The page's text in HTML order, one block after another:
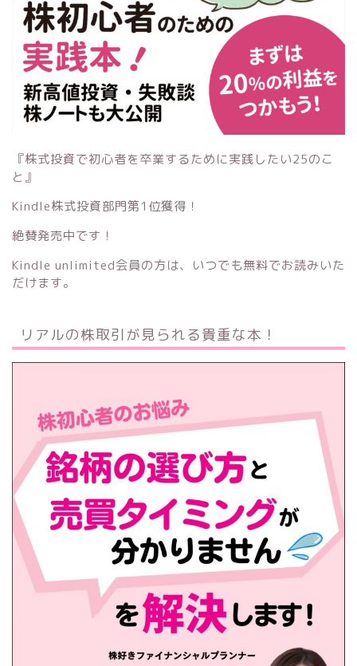
『株式投資で初心者を卒業するために実践したい25のこ
と』
Kindle株式投資部門第1位獲得！
絶賛発売中です！
Kindle unlimited会員の方は、いつでも無料でお読みいた
だけます。
リアルの株取引が見られる貴重な本！